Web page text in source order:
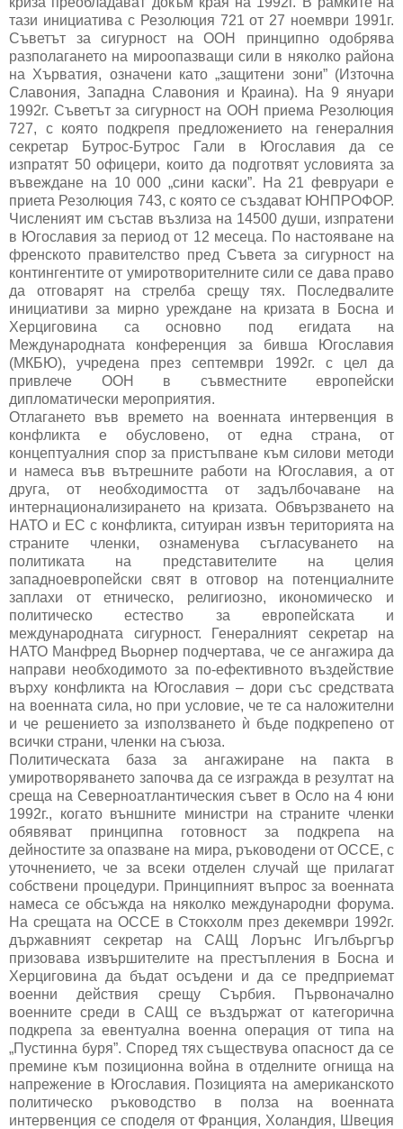
тази инициатива с Резолюция 721 от 27 ноември 1991г.
Съветът за сигурност на ООН принципно одобрява
разполагането на мироопазващи сили в няколко района
на Хърватия, означени като „защитени зони” (Източна
Славония, Западна Славония и Краина). На 9 януари
1992г. Съветът за сигурност на ООН приема Резолюция
727, с която подкрепя предложението на генералния
секретар Бутрос-Бутрос Гали в Югославия да се
изпратят 50 офицери, които да подготвят условията за
въвеждане на 10 000 „сини каски”. На 21 февруари е
приета Резолюция 743, с която се създават ЮНПРОФОР.
Численият им състав възлиза на 14500 души, изпратени
в Югославия за период от 12 месеца. По настояване на
френското правителство пред Съвета за сигурност на
контингентите от умиротворителните сили се дава право
да отговарят на стрелба срещу тях. Последвалите
инициативи за мирно уреждане на кризата в Босна и
Херциговина са основно под егидата на
Международната конференция за бивша Югославия
(МКБЮ), учредена през септември 1992г. с цел да
привлече ООН в съвместните европейски
дипломатически мероприятия.
Отлагането във времето на военната интервенция в
конфликта е обусловено, от една страна, от
концептуалния спор за пристъпване към силови методи
и намеса във вътрешните работи на Югославия, а от
друга, от необходимостта от задълбочаване на
интернационализирането на кризата. Обвързването на
НАТО и ЕС с конфликта, ситуиран извън територията на
страните членки, ознаменува съгласуването на
политиката на представителите на целия
западноевропейски свят в отговор на потенциалните
заплахи от етническо, религиозно, икономическо и
политическо естество за европейската и
международната сигурност. Генералният секретар на
НАТО Манфред Вьорнер подчертава, че се ангажира да
направи необходимото за по-ефективното въздействие
върху конфликта на Югославия – дори със средствата
на военната сила, но при условие, че те са наложителни
и че решението за използването ѝ бъде подкрепено от
всички страни, членки на съюза.
Политическата база за ангажиране на пакта в
умиротворяването започва да се изгражда в резултат на
среща на Северноатлантическия съвет в Осло на 4 юни
1992г., когато външните министри на страните членки
обявяват принципна готовност за подкрепа на
дейностите за опазване на мира, ръководени от ОССЕ, с
уточнението, че за всеки отделен случай ще прилагат
собствени процедури. Принципният въпрос за военната
намеса се обсъжда на няколко международни форума.
На срещата на ОССЕ в Стокхолм през декември 1992г.
държавният секретар на САЩ Лорънс Игълбъргър
призовава извършителите на престъпления в Босна и
Херциговина да бъдат осъдени и да се предприемат
военни действия срещу Сърбия. Първоначално
военните среди в САЩ се въздържат от категорична
подкрепа за евентуална военна операция от типа на
„Пустинна буря”. Според тях съществува опасност да се
премине към позиционна война в отделните огнища на
напрежение в Югославия. Позицията на американското
политическо ръководство в полза на военната
интервенция се споделя от Франция, Холандия, Швеция